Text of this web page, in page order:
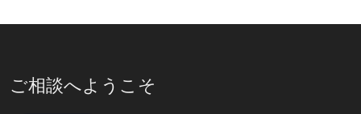
ご相談へようこそ